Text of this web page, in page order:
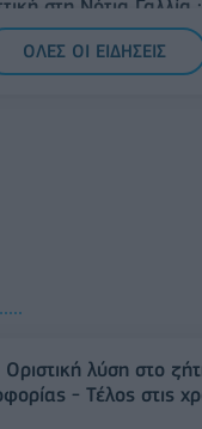
στη Νότια Γαλλία
πυροσβεστών από
ΟΛΕΣ ΟΙ ΕΙΔΗΣΕΙΣ
λύση στο
- Τέλος στις